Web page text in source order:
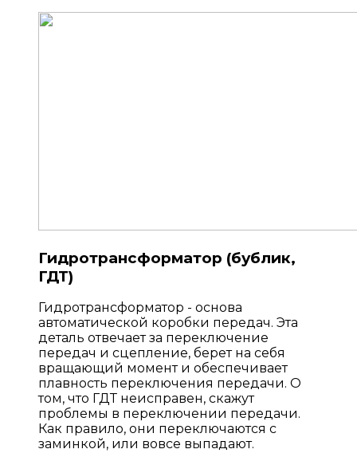
Гидротрансформатор (бублик,
ГДТ)
Гидротрансформатор - основа
автоматической коробки передач. Эта
деталь отвечает за переключение
передач и сцепление, берет на себя
вращающий момент и обеспечивает
плавность переключения передачи. О
том, что ГДТ неисправен, скажут
проблемы в переключении передачи.
Как правило, они переключаются с
заминкой, или вовсе выпадают.